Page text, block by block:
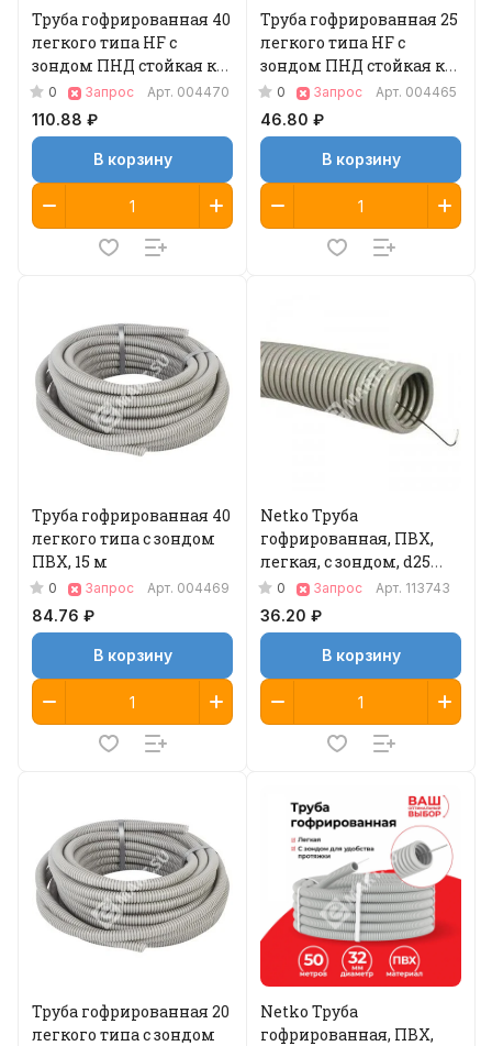
Труба гофрированная 40
легкого типа HF с
зондом ПНД стойкая к
УФ, 15 м 1
0 Запрос Арт. 004470
110.88 ₽
В корзину
Труба гофрированная 25
легкого типа HF с
зондом ПНД стойкая к
УФ, 50 м 1
0 Запрос Арт. 004465
46.80 ₽
В корзину
Труба гофрированная 40
легкого типа с зондом
ПВХ, 15 м
0 Запрос Арт. 004469
84.76 ₽
В корзину
Netko Труба
гофрированная, ПВХ,
легкая, с зондом, d25
мм, серая, 75м "УП"
(аналог 69785)
0 Запрос Арт. 113743
36.20 ₽
В корзину
Труба гофрированная 20
легкого типа с зондом
Netko Труба
гофрированная, ПВХ,